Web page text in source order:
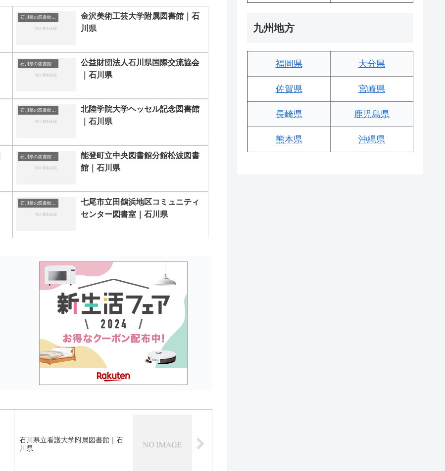
石川県の図書館｜勉強できる場所
金沢美術工芸大学附属図書館｜石
川県
石川県の図書館｜勉強できる場所
公益財団法人石川県国際交流協会
｜石川県
石川県の図書館｜勉強できる場所
北陸学院大学ヘッセル記念図書館
｜石川県
石川県の図書館｜勉強できる場所
能登町立中央図書館分館松波図書
館｜石川県
石川県の図書館｜勉強できる場所
七尾市立田鶴浜地区コミュニティ
センター図書室｜石川県
石川県立看護大学附属図書館｜石
川県
九州地方
福岡県 大分県
佐賀県 宮崎県
長崎県 鹿児島県
熊本県 沖縄県